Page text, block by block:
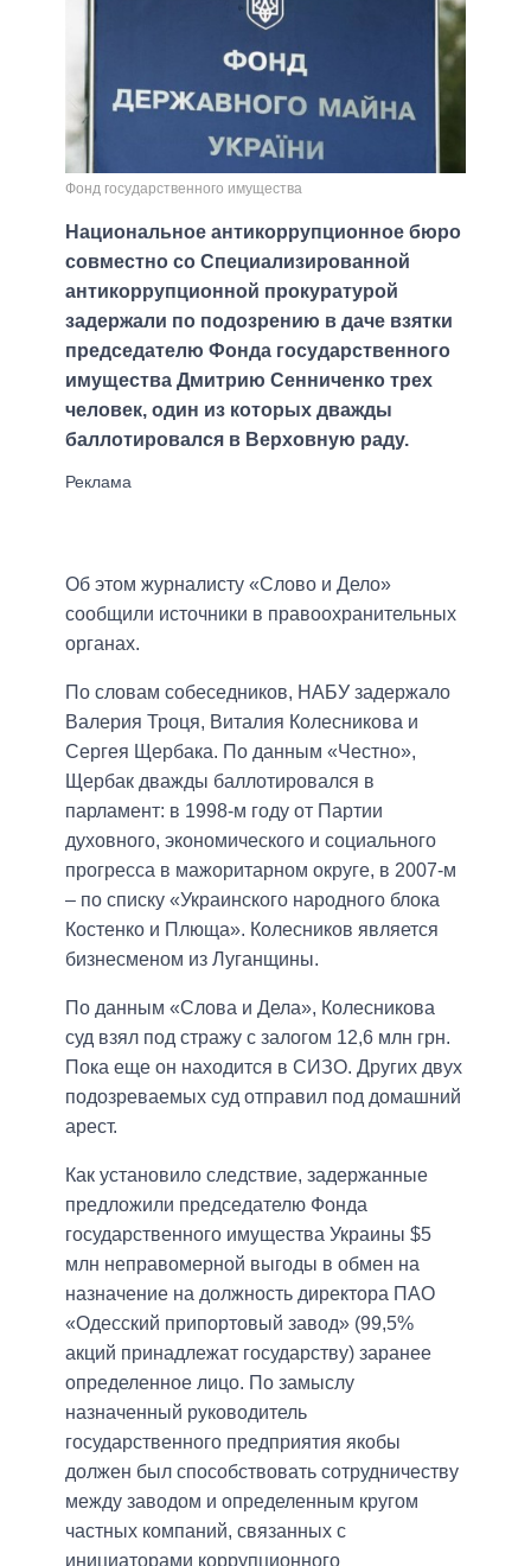
Фонд государственного имущества
Национальное антикоррупционное бюро
совместно со Специализированной
антикоррупционной прокуратурой
задержали по подозрению в даче взятки
председателю Фонда государственного
имущества Дмитрию Сенниченко трех
человек, один из которых дважды
баллотировался в Верховную раду.
Об этом журналисту «Слово и Дело»
сообщили источники в правоохранительных
органах.
По словам собеседников, НАБУ задержало
Валерия Троця, Виталия Колесникова и
Сергея Щербака. По данным «Честно»,
Щербак дважды баллотировался в
парламент: в 1998-м году от Партии
духовного, экономического и социального
прогресса в мажоритарном округе, в 2007-м
– по списку «Украинского народного блока
Костенко и Плюща». Колесников является
бизнесменом из Луганщины.
По данным «Слова и Дела», Колесникова
суд взял под стражу с залогом 12,6 млн грн.
Пока еще он находится в СИЗО. Других двух
подозреваемых суд отправил под домашний
арест.
Как установило следствие, задержанные
предложили председателю Фонда
государственного имущества Украины $5
млн неправомерной выгоды в обмен на
назначение на должность директора ПАО
«Одесский припортовый завод» (99,5%
акций принадлежат государству) заранее
определенное лицо. По замыслу
назначенный руководитель
государственного предприятия якобы
должен был способствовать сотрудничеству
между заводом и определенным кругом
частных компаний, связанных с
инициаторами коррупционного